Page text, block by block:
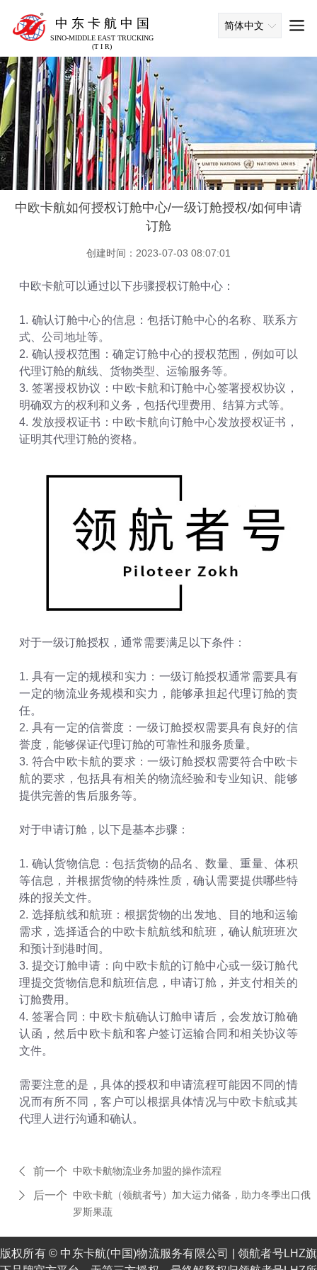
中 东 卡 航 中 国
SINO-MIDDLE EAST TRUCKING
(T I R)
简体中文
中欧卡航如何授权订舱中心/一级订舱授权/如何申请
订舱
创建时间：2023-07-03 08:07:01
中欧卡航可以通过以下步骤授权订舱中心：
1. 确认订舱中心的信息：包括订舱中心的名称、联系方
式、公司地址等。
2. 确认授权范围：确定订舱中心的授权范围，例如可以
代理订舱的航线、货物类型、运输服务等。
3. 签署授权协议：中欧卡航和订舱中心签署授权协议，
明确双方的权利和义务，包括代理费用、结算方式等。
4. 发放授权证书：中欧卡航向订舱中心发放授权证书，
证明其代理订舱的资格。
对于一级订舱授权，通常需要满足以下条件：
1. 具有一定的规模和实力：一级订舱授权通常需要具有
一定的物流业务规模和实力，能够承担起代理订舱的责
任。
2. 具有一定的信誉度：一级订舱授权需要具有良好的信
誉度，能够保证代理订舱的可靠性和服务质量。
3. 符合中欧卡航的要求：一级订舱授权需要符合中欧卡
航的要求，包括具有相关的物流经验和专业知识、能够
提供完善的售后服务等。
对于申请订舱，以下是基本步骤：
1. 确认货物信息：包括货物的品名、数量、重量、体积
等信息，并根据货物的特殊性质，确认需要提供哪些特
殊的报关文件。
2. 选择航线和航班：根据货物的出发地、目的地和运输
需求，选择适合的中欧卡航航线和航班，确认航班班次
和预计到港时间。
3. 提交订舱申请：向中欧卡航的订舱中心或一级订舱代
理提交货物信息和航班信息，申请订舱，并支付相关的
订舱费用。
4. 签署合同：中欧卡航确认订舱申请后，会发放订舱确
认函，然后中欧卡航和客户签订运输合同和相关协议等
文件。
需要注意的是，具体的授权和申请流程可能因不同的情
况而有所不同，客户可以根据具体情况与中欧卡航或其
代理人进行沟通和确认。
前一个 中欧卡航物流业务加盟的操作流程
后一个
中欧卡航（领航者号）加大运力储备，助力冬季出口俄
罗斯果蔬
版权所有 © 中东卡航(中国)物流服务有限公司 | 领航者号LHZ旗